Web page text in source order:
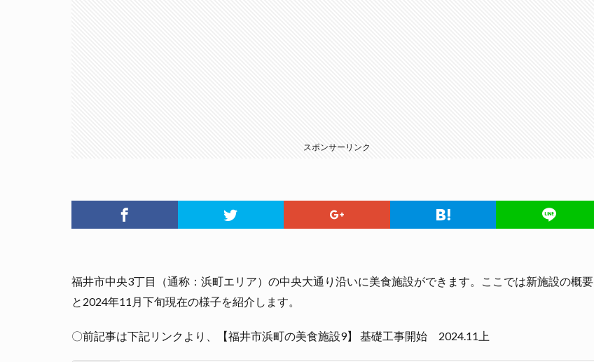
スポンサーリンク
福井市中央3丁目（通称：浜町エリア）の中央大通り沿いに美食施設ができます。ここでは新施設の概要
と2024年11月下旬現在の様子を紹介します。
〇前記事は下記リンクより、【福井市浜町の美食施設9】 基礎工事開始 2024.11上